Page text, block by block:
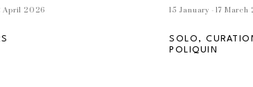
April 2026 15 January - 17 March
SOLO,
POLIQUIN